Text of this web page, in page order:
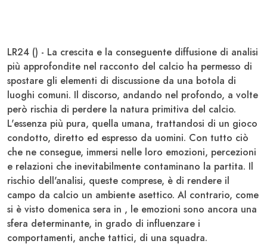
LR24 () - La crescita e la conseguente diffusione di analisi
più approfondite nel racconto del calcio ha permesso di
spostare gli elementi di discussione da una botola di
luoghi comuni. Il discorso, andando nel profondo, a volte
però rischia di perdere la natura primitiva del calcio.
L'essenza più pura, quella umana, trattandosi di un gioco
condotto, diretto ed espresso da uomini. Con tutto ciò
che ne consegue, immersi nelle loro emozioni, percezioni
e relazioni che inevitabilmente contaminano la partita. Il
rischio dell'analisi, queste comprese, è di rendere il
campo da calcio un ambiente asettico. Al contrario, come
si è visto domenica sera in , le emozioni sono ancora una
sfera determinante, in grado di influenzare i
comportamenti, anche tattici, di una squadra.